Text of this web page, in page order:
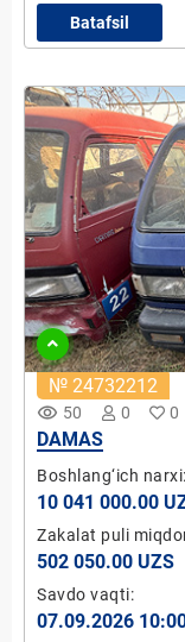
Batafsil
remove_red_eye 50 0 0
№ 24732212
DAMAS
Boshlang‘ich narxi:
10 041 000.00
Zakalat puli
502 050.00 UZS
Savdo vaqti:
07.09.2026